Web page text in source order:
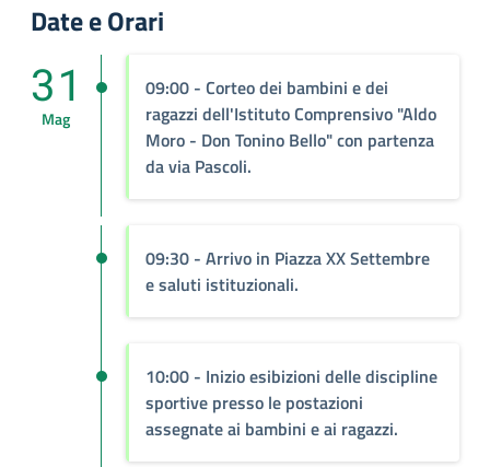
Date e Orari
31
Mag
09:00 - Corteo dei bambini e dei
ragazzi dell'Istituto Comprensivo "Aldo
Moro - Don Tonino Bello" con partenza
da via Pascoli.
09:30 - Arrivo in Piazza XX Settembre
e saluti istituzionali.
10:00 - Inizio esibizioni delle discipline
sportive presso le postazioni
assegnate ai bambini e ai ragazzi.